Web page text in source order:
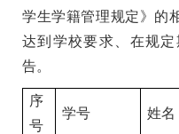
学生学籍管理规定》的
达到学校要求、在规
告。
序
号
学号 姓名